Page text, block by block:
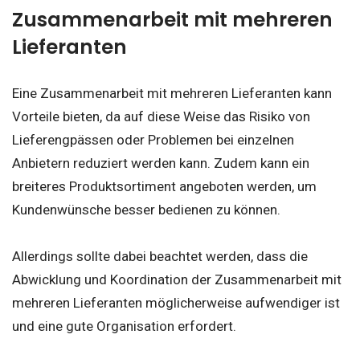
Zusammenarbeit mit mehreren
Lieferanten
Eine Zusammenarbeit mit mehreren Lieferanten kann
Vorteile bieten, da auf diese Weise das Risiko von
Lieferengpässen oder Problemen bei einzelnen
Anbietern reduziert werden kann. Zudem kann ein
breiteres Produktsortiment angeboten werden, um
Kundenwünsche besser bedienen zu können.
Allerdings sollte dabei beachtet werden, dass die
Abwicklung und Koordination der Zusammenarbeit mit
mehreren Lieferanten möglicherweise aufwendiger ist
und eine gute Organisation erfordert.